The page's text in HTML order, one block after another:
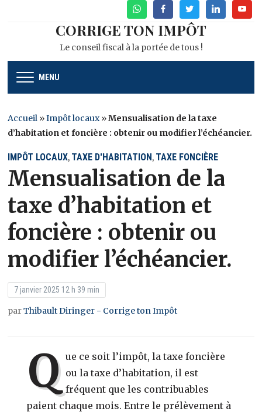
WhatsAppFacebookTwitterLinkedin
CORRIGE TON IMPÔT
Le conseil fiscal à la portée de tous !
MENU
Accueil »Impôt locaux»Mensualisation de la taxe
d’habitation et foncière : obtenir ou modifier l’échéancier.
IMPÔT LOCAUX, TAXE D'HABITATION, TAXE FONCIÈRE
Mensualisation de la
taxe d’habitation et
foncière : obtenir ou
modifier l’échéancier.
7 janvier 2025 12 h 39 min
parThibault Diringer - Corrige ton Impôt
Q ue ce soit l’impôt, la taxe foncière
ou la taxe d’habitation, il est
fréquent que les contribuables
paient chaque mois. Entre le prélèvement à